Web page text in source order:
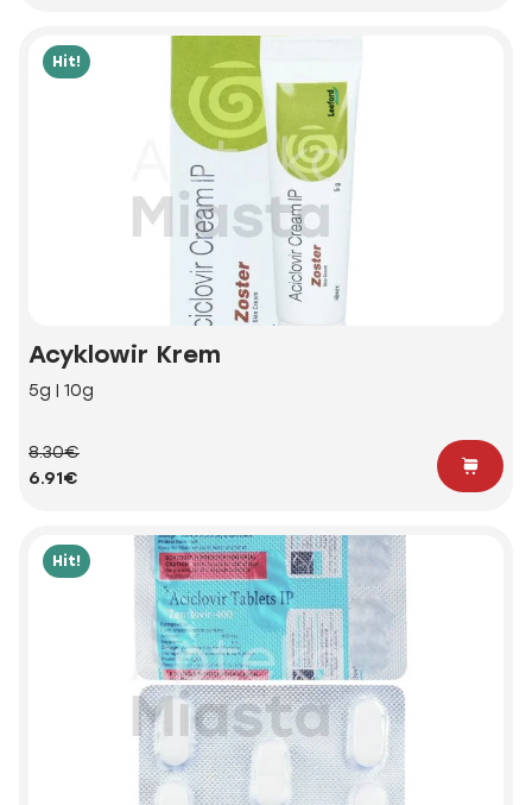
Hit!
Acyklowir Krem
5g | 10g
8.30€
6.91€
Hit!